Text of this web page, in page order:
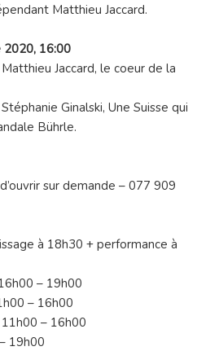
Matthieu Jaccard.
2020, 16:00
Jaccard, le coeur de la
Ginalski, Une Suisse qui
Bührle.
sur demande – 077 909
à 18h30 + performance à
– 19h00
– 16h00
– 16h00
19h00